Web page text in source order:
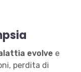
evolve e
perdita di